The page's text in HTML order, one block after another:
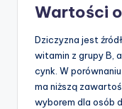
Wartości
Dziczyzna jest
witamin z grupy B,
cynk. W
ma niższą
wyborem dla osób